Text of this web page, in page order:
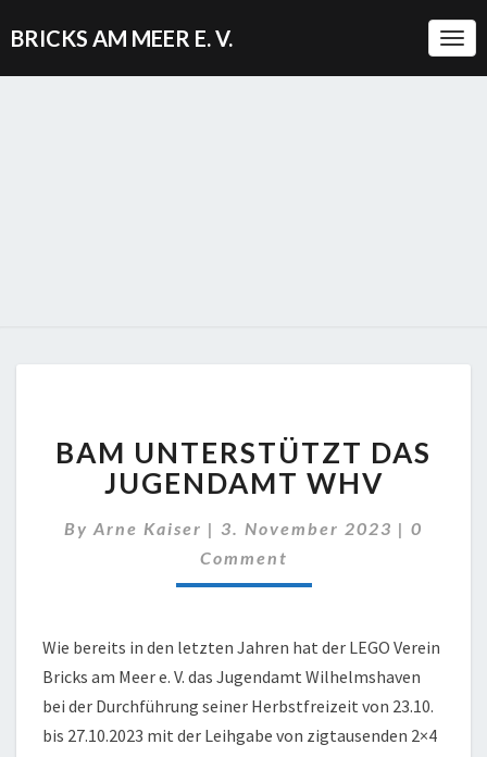
BRICKS AM MEER E. V.
UNTERSTÜTZT
DAS
JUGENDAMT
WHV
BAM UNTERSTÜTZT DAS
JUGENDAMT WHV
By Arne Kaiser | 3. November 2023 | 0
Comment
Wie bereits in den letzten Jahren hat der LEGO Verein
Bricks am Meer e. V. das Jugendamt Wilhelmshaven
bei der Durchführung seiner Herbstfreizeit von 23.10.
bis 27.10.2023 mit der Leihgabe von zigtausenden 2×4